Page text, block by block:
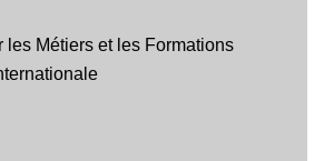
les Métiers et les Formations